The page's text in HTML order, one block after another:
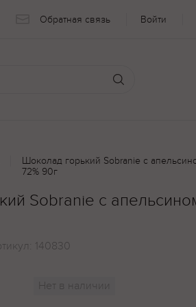
Обратная связь Войти
Шоколад горький Sobranie с
72% 90г
Sobranie с
140830
Нет в наличии